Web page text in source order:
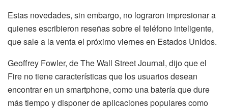
Estas novedades, sin embargo, no lograron impresionar a
quienes escribieron reseñas sobre el teléfono inteligente,
que sale a la venta el próximo viernes en Estados Unidos.
Geoffrey Fowler, de The Wall Street Journal, dijo que el
Fire no tiene características que los usuarios desean
encontrar en un smartphone, como una batería que dure
más tiempo y disponer de aplicaciones populares como